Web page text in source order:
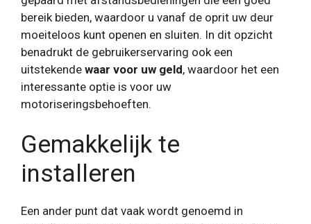
bereik bieden, waardoor u vanaf de oprit uw deur
moeiteloos kunt openen en sluiten. In dit opzicht
benadrukt de gebruikerservaring ook een
uitstekende waar voor uw geld, waardoor het een
interessante optie is voor uw
motoriseringsbehoeften.
Gemakkelijk te
installeren
Een ander punt dat vaak wordt genoemd in